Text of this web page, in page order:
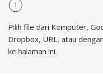
1
Pilih file dari Komputer,
Dropbox, URL, atau
ke halaman ini.